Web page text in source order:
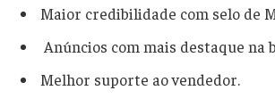
Maior credibilidade com selo de
Anúncios com mais destaque na
Melhor suporte ao vendedor.